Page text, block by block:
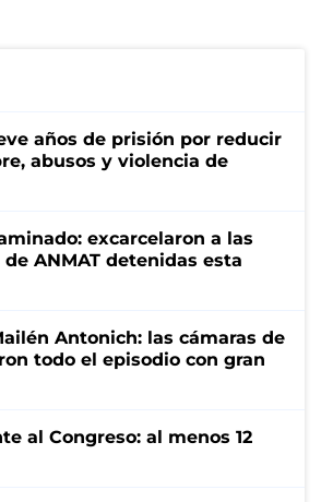
años de prisión por reducir
abusos y violencia de
excarcelaron a las
ANMAT detenidas esta
Antonich: las cámaras de
todo el episodio con gran
al Congreso: al menos 12